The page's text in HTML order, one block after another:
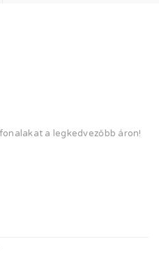
a legkedvezőbb áron!